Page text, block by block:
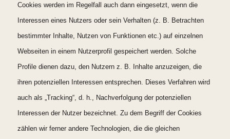
Cookies werden im Regelfall auch dann eingesetzt, wenn die
Interessen eines Nutzers oder sein Verhalten (z. B. Betrachten
bestimmter Inhalte, Nutzen von Funktionen etc.) auf einzelnen
Webseiten in einem Nutzerprofil gespeichert werden. Solche
Profile dienen dazu, den Nutzern z. B. Inhalte anzuzeigen, die
ihren potenziellen Interessen entsprechen. Dieses Verfahren wird
auch als „Tracking“, d. h., Nachverfolgung der potenziellen
Interessen der Nutzer bezeichnet. Zu dem Begriff der Cookies
zählen wir ferner andere Technologien, die die gleichen